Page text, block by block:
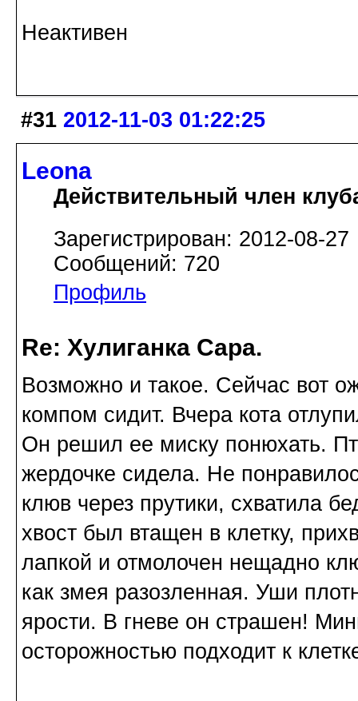
Неактивен
#31 2012-11-03 01:22:25
Leona
Действительный член
Зарегистрирован: 2012-08-27
Сообщений: 720
Профиль
Re: Хулиганка Сара.
Возможно и такое. Сейчас вот
компом сидит. Вчера кота
Он решил ее миску понюхать.
жердочке сидела. Не
клюв через прутики, схватила
хвост был втащен в клетку,
лапкой и отмолочен нещадно
как змея разозленная. Уши
ярости. В гневе он страшен!
осторожностью подходит к